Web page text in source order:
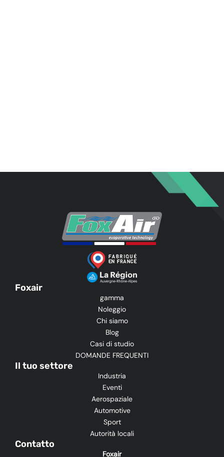
Foxair
gamma
Noleggio
Chi siamo
Blog
Casi di studio
DOMANDE FREQUENTI
Il tuo settore
Industria
Eventi
Aerospaziale
Automotive
Sport
Autorità locali
Contatto
Foxair